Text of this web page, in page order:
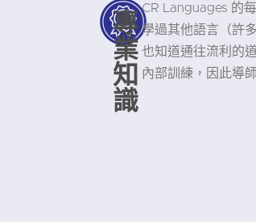
專
業
知
識
CR Languages 的
學過其他語言（許
也知道通往流利的
內部訓練，因此導